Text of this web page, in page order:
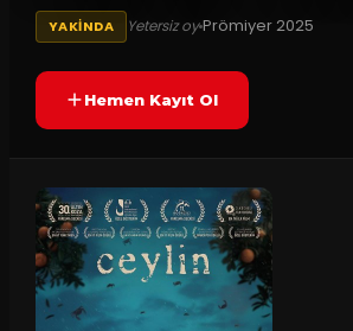
YAKINDA Yetersiz oyPrömiyer2025
Hemen Kayıt Ol